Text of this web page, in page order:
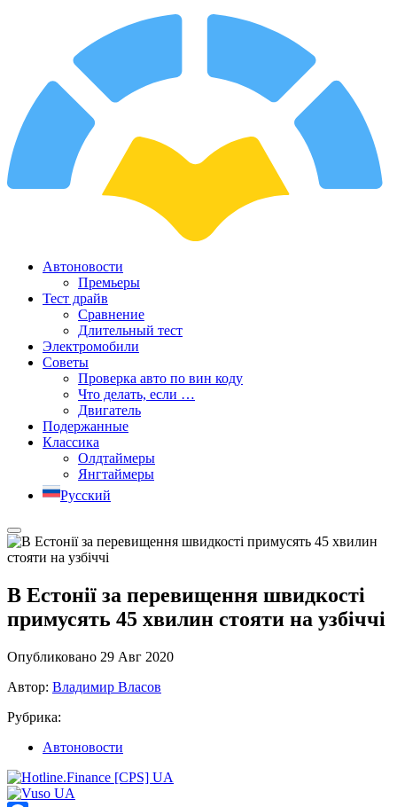
Автоновости
Премьеры
Тест драйв
Сравнение
Длительный тест
Электромобили
Советы
Проверка авто по вин коду
Что делать, если …
Двигатель
Подержанные
Классика
Олдтаймеры
Янгтаймеры
Русский
В Естонії за перевищення швидкості
примусять 45 хвилин стояти на узбіччі
Опубликовано 29 Авг 2020
Автор: Владимир Власов
Рубрика:
Автоновости